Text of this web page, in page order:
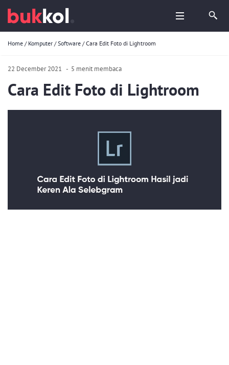
Home / Komputer /Software /Cara Edit Foto di Lightroom
22 December 2021 - 5 menit membaca
Cara Edit Foto di Lightroom